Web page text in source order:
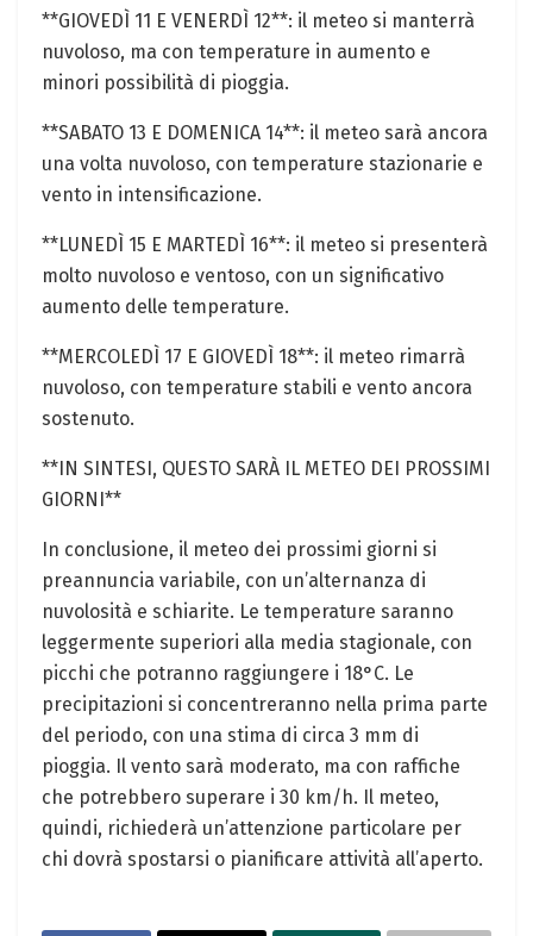
**GIOVEDÌ 11 E VENERDÌ 12**: il meteo si manterrà
nuvoloso, ma con temperature in aumento e
minori possibilità di pioggia.
**SABATO 13 E DOMENICA 14**: il meteo sarà ancora
una volta nuvoloso, con temperature stazionarie e
vento in intensificazione.
**LUNEDÌ 15 E MARTEDÌ 16**: il meteo si presenterà
molto nuvoloso e ventoso, con un significativo
aumento delle temperature.
**MERCOLEDÌ 17 E GIOVEDÌ 18**: il meteo rimarrà
nuvoloso, con temperature stabili e vento ancora
sostenuto.
**IN SINTESI, QUESTO SARÀ IL METEO DEI PROSSIMI
GIORNI**
In conclusione, il meteo dei prossimi giorni si
preannuncia variabile, con un’alternanza di
nuvolosità e schiarite. Le temperature saranno
leggermente superiori alla media stagionale, con
picchi che potranno raggiungere i 18°C. Le
precipitazioni si concentreranno nella prima parte
del periodo, con una stima di circa 3 mm di
pioggia. Il vento sarà moderato, ma con raffiche
che potrebbero superare i 30 km/h. Il meteo,
quindi, richiederà un’attenzione particolare per
chi dovrà spostarsi o pianificare attività all’aperto.